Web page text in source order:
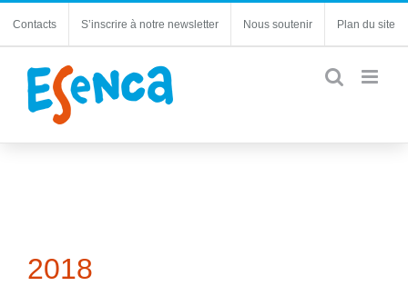
Contacts S’inscrire à notre newsletter Nous soutenir Plan du site
2018